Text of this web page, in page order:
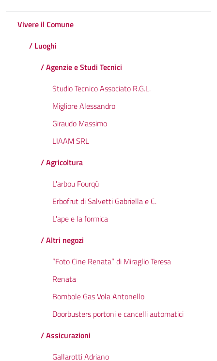
Vivere il Comune
/ Luoghi
/ Agenzie e Studi Tecnici
Studio Tecnico Associato R.G.L.
Migliore Alessandro
Giraudo Massimo
LIAAM SRL
/ Agricoltura
L'arbou Fourqù
Erbofrut di Salvetti Gabriella e C.
L'ape e la formica
/ Altri negozi
“Foto Cine Renata” di Miraglio Teresa
Renata
Bombole Gas Vola Antonello
Doorbusters portoni e cancelli automatici
/ Assicurazioni
Gallarotti Adriano